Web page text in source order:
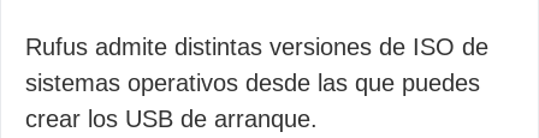
Rufus admite distintas versiones de ISO de
sistemas operativos desde las que puedes
crear los USB de arranque.